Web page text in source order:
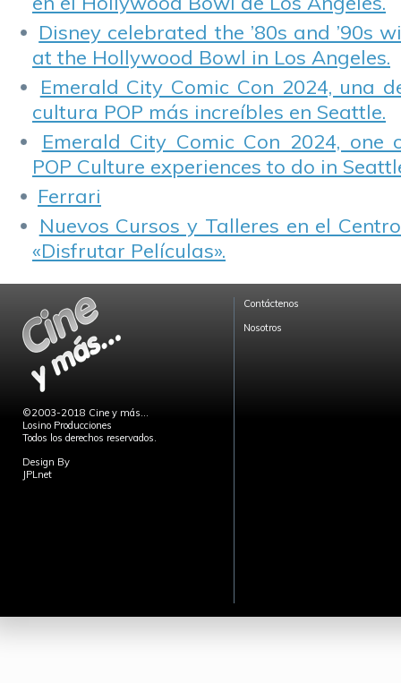
Disney celebrated the ’80s and ’90s
at the Hollywood Bowl in Los Angeles.
Emerald City Comic Con 2024, una
cultura POP más increíbles en Seattle.
Emerald City Comic Con 2024,
POP Culture experiences to do in
Ferrari
Nuevos Cursos y Talleres en el
«Disfrutar Películas».
©2003-2018 Cine y más...
Losino Producciones
Todos los derechos reservados.
Design By
JPLnet
Contáctenos
Nosotros